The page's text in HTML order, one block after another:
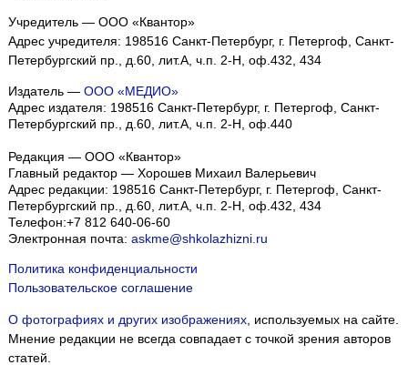
Учредитель — ООО «Квантор»
Адрес учредителя: 198516 Санкт-Петербург, г. Петергоф, Санкт-
Петербургский пр., д.60, лит.А, ч.п. 2-Н, оф.432, 434
Издатель — ООО «МЕДИО»
Адрес издателя: 198516 Санкт-Петербург, г. Петергоф, Санкт-
Петербургский пр., д.60, лит.А, ч.п. 2-Н, оф.440
Редакция — ООО «Квантор»
Главный редактор — Хорошев Михаил Валерьевич
Адрес редакции: 198516 Санкт-Петербург, г. Петергоф, Санкт-
Петербургский пр., д.60, лит.А, ч.п. 2-Н, оф.432, 434
Телефон:+7 812 640-06-60
Электронная почта: askme@shkolazhizni.ru
Политика конфиденциальности
Пользовательское соглашение
О фотографиях и других изображениях, используемых на сайте.
Мнение редакции не всегда совпадает с точкой зрения авторов
статей.